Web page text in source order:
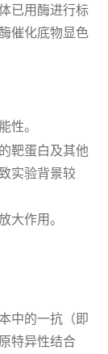
已用酶进行标
催化底物显色
性。
靶蛋白及其他
实验背景较
大作用。
中的一抗（即
特异性结合